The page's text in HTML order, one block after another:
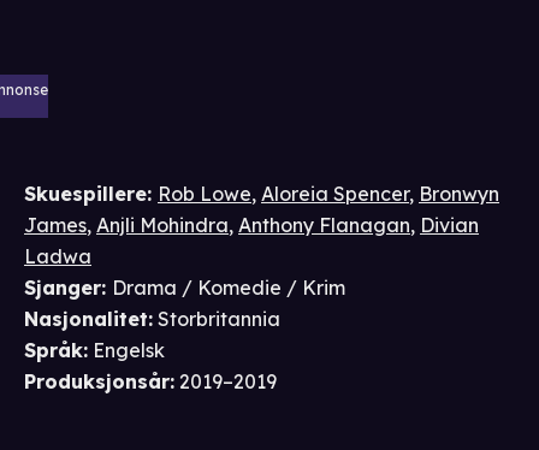
Skuespillere: Rob Lowe, Aloreia Spencer, Bronwyn
James, Anjli Mohindra, Anthony Flanagan, Divian
Ladwa
Sjanger: Drama / Komedie / Krim
Nasjonalitet: Storbritannia
Språk: Engelsk
Produksjonsår: 2019–2019